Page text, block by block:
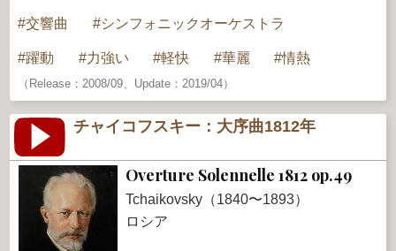
交響曲 シンフォニックオーケストラ
躍動 力強い 軽快 華麗 情熱
（Release：2008/09、Update：2019/04）
チャイコフスキー：大序曲1812年
Overture Solennelle 1812 op.49
Tchaikovsky（1840〜1893）
ロシア